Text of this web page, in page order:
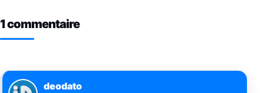
1 commentaire
deodato